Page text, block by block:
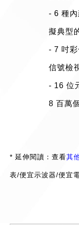
- 6 種
擬典型
- 7 吋彩
信號檢
- 16 位
8 百萬
* 延伸閱讀：查看其
表/便宜示波器/便宜